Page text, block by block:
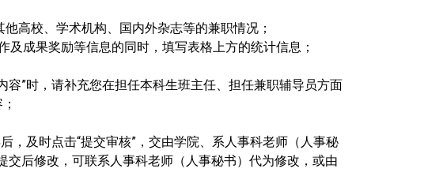
高校、学术机构、国内外杂志等的兼职情况；
及成果奖励等信息的同时，填写表格上方的统计信息；
容”时，请补充您在担任本科生班主任、担任兼职辅导员方面
，及时点击“提交审核”，交由学院、系人事科老师（人事秘
后修改，可联系人事科老师（人事秘书）代为修改，或由